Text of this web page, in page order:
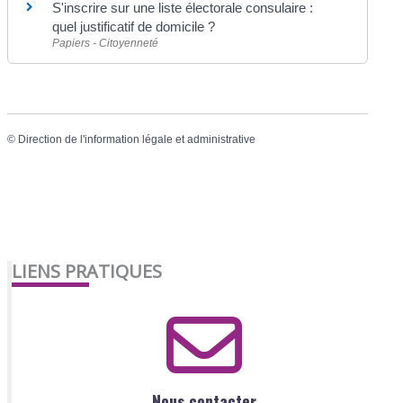
S'inscrire sur une liste électorale consulaire :
quel justificatif de domicile ?
Papiers - Citoyenneté
© Direction de l'information légale et administrative
LIENS PRATIQUES